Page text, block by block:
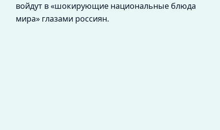
войдут в «шокирующие национальные блюда
мира» глазами россиян.